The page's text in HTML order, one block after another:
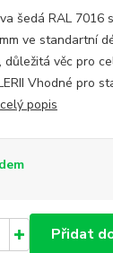
šedá RAL 7016
ve standartní
věc pro
Vhodné pro
celý popis
Přidat